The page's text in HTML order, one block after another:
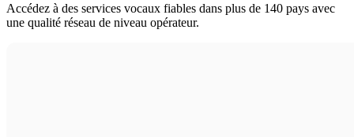
Accédez à des services vocaux fiables dans plus de 140 pays avec
une qualité réseau de niveau opérateur.